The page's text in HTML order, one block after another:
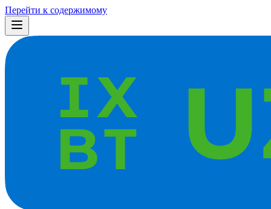
Перейти к содержимому